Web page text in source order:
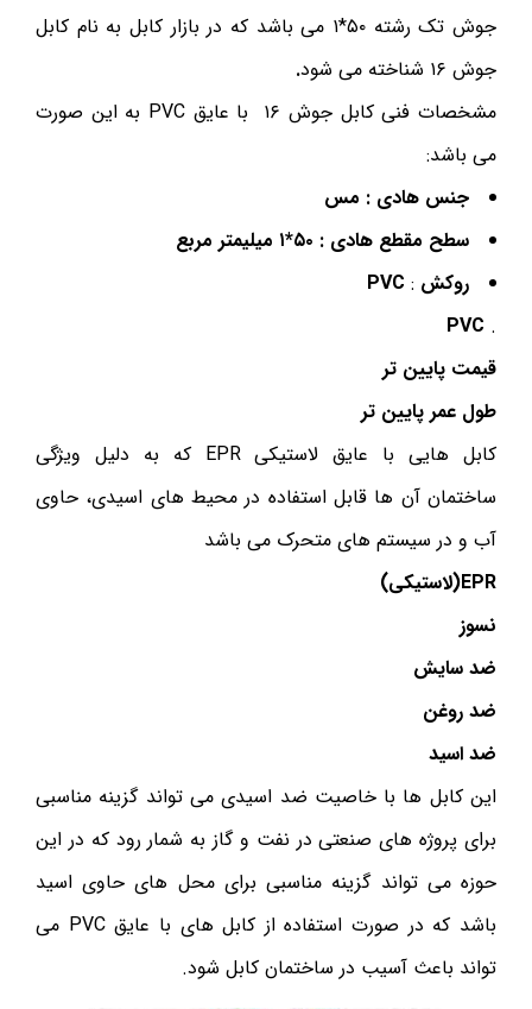
جوش تک رشته ۵۰*۱ می باشد که در بازار کابل به نام کابل
جوش ۱۶ شناخته می شود
.
مشخصات فنی کابل جوش ۱۶ با عایق PVC به این صورت
می باشد:
جنس هادی : مس
سطح مقطع هادی : ۵۰*۱ میلیمتر مربع
روکش :
PVC
.
PVC
قیمت پایین تر
طول عمر پایین تر
کابل هایی با عایق لاستیکی EPR که به دلیل ویژگی
ساختمان آن ها قابل استفاده در محیط های اسیدی، حاوی
آب و در سیستم های متحرک می باشد
EPR(لاستیکی)
نسوز
ضد سایش
ضد روغن
ضد اسید
این کابل ها با خاصیت ضد اسیدی می تواند گزینه مناسبی
برای پروژه های صنعتی در نفت و گاز به شمار رود که در این
حوزه می تواند گزینه مناسبی برای محل های حاوی اسید
باشد که در صورت استفاده از کابل های با عایق PVC می
تواند باعث آسیب در ساختمان کابل شود.